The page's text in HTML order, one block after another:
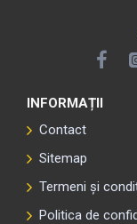
INFORMAȚII
Contact
Sitemap
Termeni și
Politica de